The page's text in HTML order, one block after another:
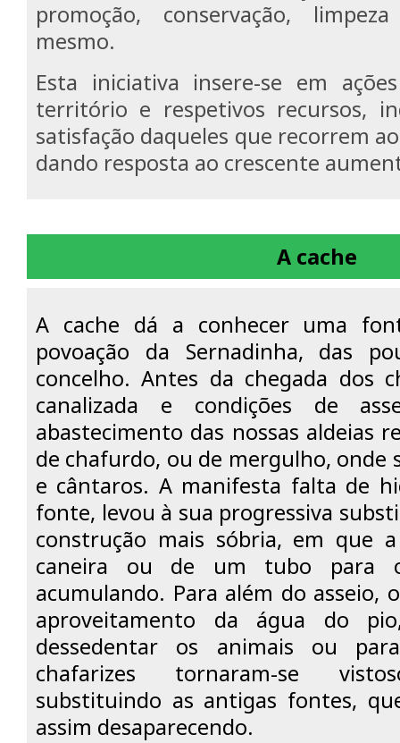
promoção, conservação,
mesmo.
Esta iniciativa insere-se em
território e respetivos recursos,
satisfação daqueles que recorrem
dando resposta ao crescente
A cache
A cache dá a conhecer uma
povoação da Sernadinha, das
concelho. Antes da chegada dos
canalizada e condições de
abastecimento das nossas aldeias
de chafurdo, ou de mergulho, onde
e cântaros. A manifesta falta de
fonte, levou à sua progressiva
construção mais sóbria, em que
caneira ou de um tubo para
acumulando. Para além do asseio,
aproveitamento da água do
dessedentar os animais ou
chafarizes tornaram-se
substituindo as antigas fontes,
assim desaparecendo.